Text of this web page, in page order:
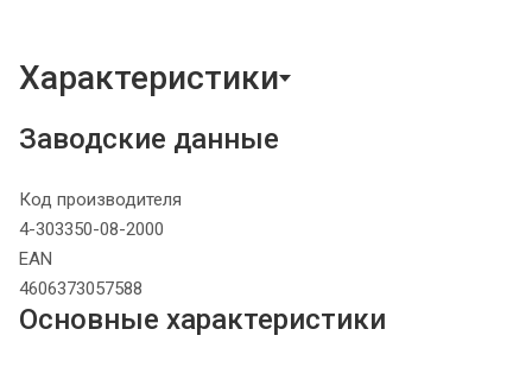
Характеристики
Заводские данные
Код производителя
4-303350-08-2000
EAN
4606373057588
Основные характеристики